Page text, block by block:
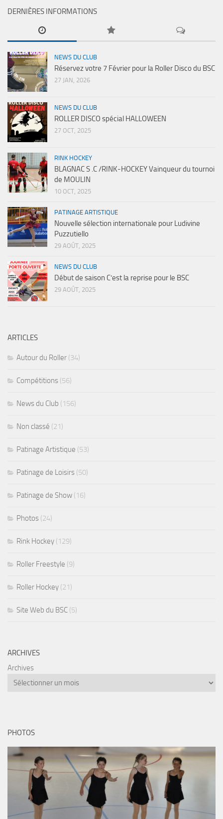
DERNIÈRES INFORMATIONS
NEWS DU CLUB
Réservez votre 7 Février pour la Roller Disco du BSC
27 JAN, 2026
NEWS DU CLUB
ROLLER DISCO spécial HALLOWEEN
27 OCT, 2025
RINK HOCKEY
BLAGNAC S .C /RINK-HOCKEY Vainqueur du tournoi
de MOULIN
10 OCT, 2025
PATINAGE ARTISTIQUE
Nouvelle sélection internationale pour Ludivine
Puzzutiello
29 AOÛT, 2025
NEWS DU CLUB
Début de saison C’est la reprise pour le BSC
29 AOÛT, 2025
ARTICLES
Autour du Roller (34)
Compétitions (56)
News du Club (156)
Non classé (21)
Patinage Artistique (53)
Patinage de Loisirs (50)
Patinage de Show (16)
Photos (24)
Rink Hockey (129)
Roller Freestyle (9)
Roller Hockey (21)
Site Web du BSC (5)
ARCHIVES
Archives
PHOTOS